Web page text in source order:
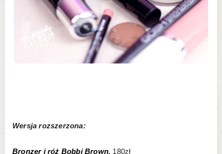
Wersja rozszerzona:
Bronzer i róż Bobbi Brown, 180zł